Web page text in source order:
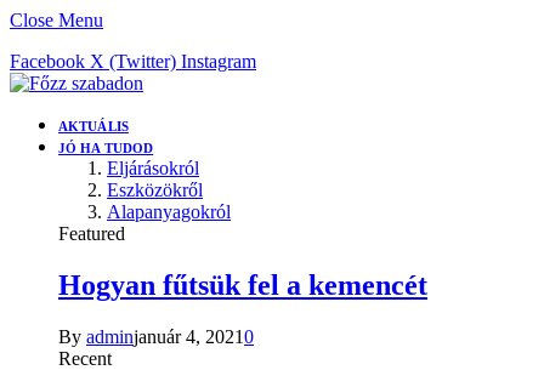
Close Menu
Facebook X (Twitter) Instagram
AKTUÁLIS
JÓ HA TUDOD
Eljárásokról
Eszközökről
Alapanyagokról
Featured
Hogyan fűtsük fel a kemencét
By adminjanuár 4, 20210
Recent